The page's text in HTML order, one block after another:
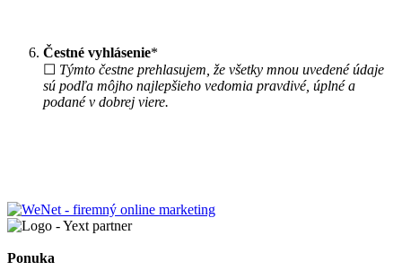
Čestné vyhlásenie*
☐ Týmto čestne prehlasujem, že všetky mnou uvedené údaje
sú podľa môjho najlepšieho vedomia pravdivé, úplné a
podané v dobrej viere.
Ponuka